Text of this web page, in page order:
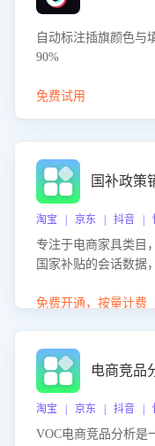
自动标注插旗颜色与
90%
免费试用
国补政策
淘宝 | 京东 | 抖音 |
专注于电商家具类目
国家补贴的会话数据
化策略，助力商家利
免费开通，按量计费
电商竞品
淘宝 | 京东 | 抖音 |
VOC电商竞品分析是